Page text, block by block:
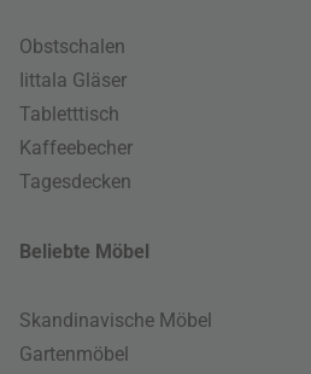
Obstschalen
Iittala Gläser
Tabletttisch
Kaffeebecher
Tagesdecken
Beliebte Möbel
Skandinavische Möbel
Gartenmöbel